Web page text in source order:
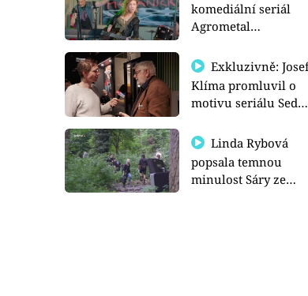
komediální seriál
Agrometal
prima+
Exkluzivně: Josef
Klíma promluvil o
motivu seriálu Sedm
Linda Rybová
popsala temnou
minulost Sáry ze